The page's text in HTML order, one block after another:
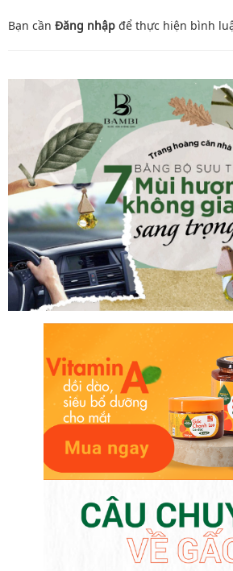
Bạn cần Đăng nhập để thực hiện bình